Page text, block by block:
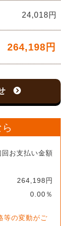
24,018円
264,198 円
回お支払い金額
264,198円
0.00％
等の変動がご